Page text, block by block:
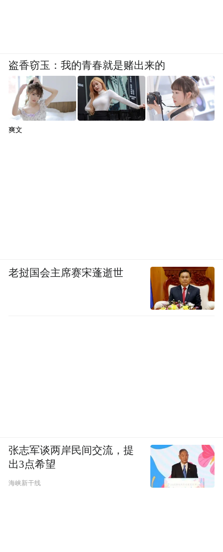
盗香窃玉：我的青春就是赌出来的
爽文
老挝国会主席赛宋蓬逝世
张志军谈两岸民间交流，提
出3点希望
海峡新干线